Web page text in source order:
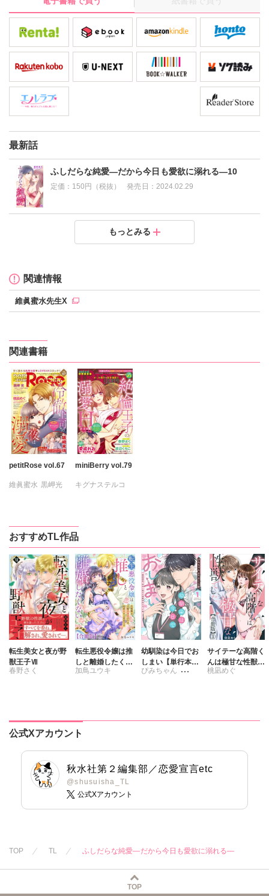
られなくなっていき――。親友の彼氏に手をだすイケない女だと
思われても、彼の熱い口づけに敏感にあそこは感じちゃって…。
最新話
ふしだらな純愛―だから今日も愛欲に溺れる―10
定価： 150円（税抜） 発売日： 2024.02.29
ふしだらな純愛―だから今日も愛欲に溺れる―9
150円（税抜） 発売日：2023.12.29
ふしだらな純愛―だから今日も愛欲に溺れる―8
200円（税抜） 発売日：2023.10.30
ふしだらな純愛―だから今日も愛欲に溺れる―7
100円（税抜） 発売日：2023.07.29
ふしだらな純愛―だから今日も愛欲に溺れる―6
100円（税抜） 発売日：2023.06.30
ふしだらな純愛―だから今日も愛欲に溺れる―5
100円（税抜） 発売日：2023.04.26
ふしだらな純愛―だから今日も愛欲に溺れる―4
200円（税抜） 発売日：2023.02.24
ふしだらな純愛―だから今日も愛欲に溺れる―3
200円（税抜） 発売日：2022.12.28
ふしだらな純愛―だから今日も愛欲に溺れる―2
200円（税抜） 発売日：2022.12.24
ふしだらな純愛―だから今日も愛欲に溺れる―【電子
もっとみる
関連情報
維眞蜜水先生X
関連書籍
petitRose vol.67
維眞蜜水 黒岬光
日野塔子
由多いり
miniBerry vol.79
キグナステルコ
春野さく
渡辺くらこ
日浦亜紀
樋口あや
美月李予
さんかく
踊る毒林檎
沢音千尋 藤春都
片山絢森
愛成れお
おすすめTL作品
転生美女と夜が野
獣王子Ⅶ
春野さく
転生悪役令嬢は推
しと離婚したくな
い 旦那様は夫婦
加鳥ユウキ
幼馴染は今日でお
しまい【単行本
版】1 関係激変。
ぴみちゃん
サイテーな高階く
んは極甘な性獣で
した【合冊版】
桃凪めぐ
公式Xアカウント
秋水社第２編集部／恋愛宣言etc
@shusuisha_TL
公式Xアカウント
TOP TL ふしだらな純愛―だから今日も愛欲に溺れる―
TOP